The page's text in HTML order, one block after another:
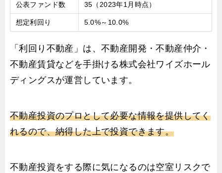
公表ファンド数 35（2023年1月時点）
想定利回り 5.0%～10.0%
「利回り不動産」は、不動産開発・不動産仲介・
不動産賃貸などを手掛ける株式会社ワイズホール
ディングスが運営しています。
不動産投資のプロとして必要な情報を提供してく
れるので、納得した上で投資できます。
不動産投資をする際に気になるのは空室リスクで